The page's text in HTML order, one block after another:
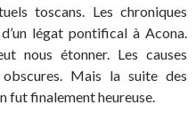
toscans. Les chroniques
légat pontifical à Acona.
nous étonner. Les causes
Mais la suite des
fut finalement heureuse.